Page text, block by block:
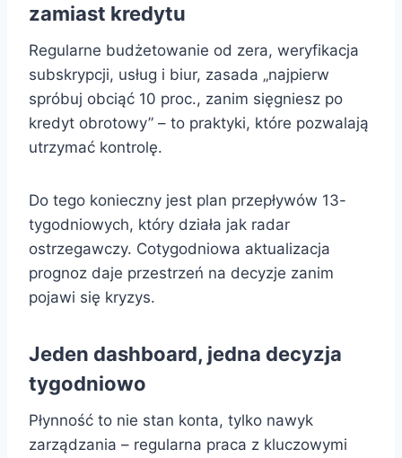
zamiast kredytu
Regularne budżetowanie od zera, weryfikacja
subskrypcji, usług i biur, zasada „najpierw
spróbuj obciąć 10 proc., zanim sięgniesz po
kredyt obrotowy” – to praktyki, które pozwalają
utrzymać kontrolę.
Do tego konieczny jest plan przepływów 13-
tygodniowych, który działa jak radar
ostrzegawczy. Cotygodniowa aktualizacja
prognoz daje przestrzeń na decyzje zanim
pojawi się kryzys.
Jeden dashboard, jedna decyzja
tygodniowo
Płynność to nie stan konta, tylko nawyk
zarządzania – regularna praca z kluczowymi